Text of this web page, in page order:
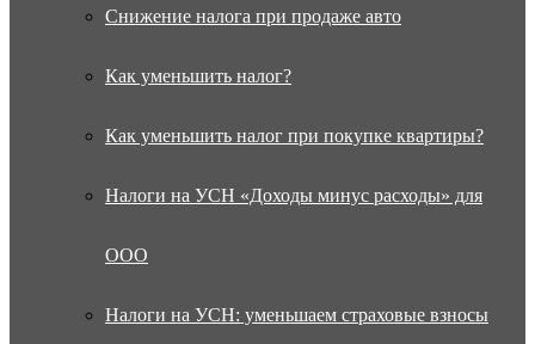
Снижение налога при продаже авто
Как уменьшить налог?
Как уменьшить налог при покупке квартиры?
Налоги на УСН «Доходы минус расходы» для
ООО
Налоги на УСН: уменьшаем страховые взносы